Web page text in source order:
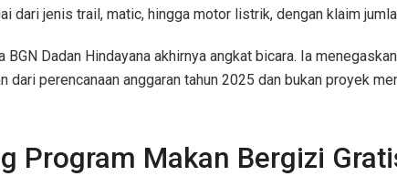
dari jenis trail, matic, hingga motor listrik, dengan klaim
BGN Dadan Hindayana akhirnya angkat bicara. Ia
dari perencanaan anggaran tahun 2025 dan bukan proyek
Program Makan Bergizi